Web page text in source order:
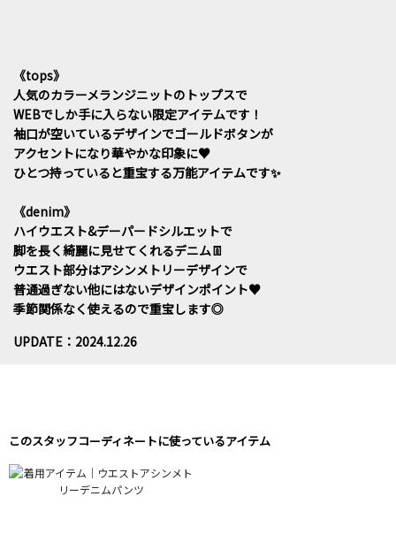
《tops》
人気のカラーメランジニットのトップスで
WEBでしか手に入らない限定アイテムです！
袖口が空いているデザインでゴールドボタンが
アクセントになり華やかな印象に♥
ひとつ持っていると重宝する万能アイテムです✨
《denim》
ハイウエスト&デーパードシルエットで
脚を長く綺麗に見せてくれるデニム👖
ウエスト部分はアシンメトリーデザインで
普通過ぎない他にはないデザインポイント♥
季節関係なく使えるので重宝します◎
UPDATE：2024.12.26
このスタッフコーディネートに使っているアイテム